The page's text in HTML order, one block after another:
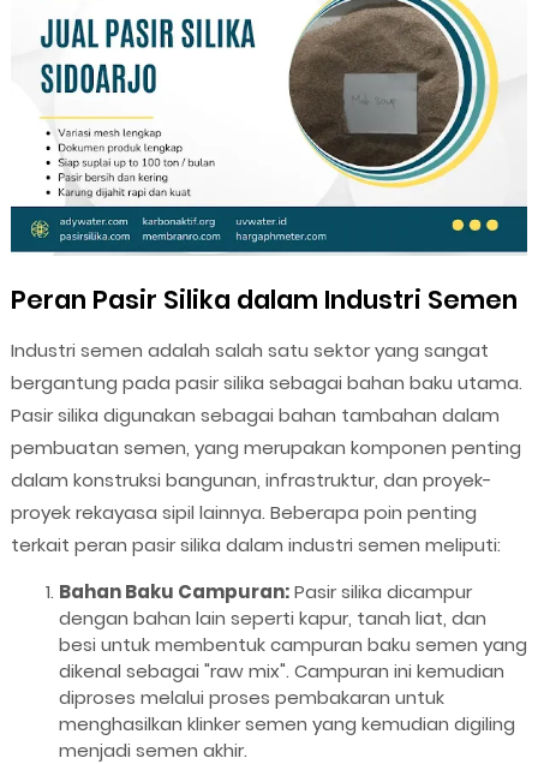
Peran Pasir Silika dalam Industri Semen
Industri semen adalah salah satu sektor yang sangat
bergantung pada pasir silika sebagai bahan baku utama.
Pasir silika digunakan sebagai bahan tambahan dalam
pembuatan semen, yang merupakan komponen penting
dalam konstruksi bangunan, infrastruktur, dan proyek-
proyek rekayasa sipil lainnya. Beberapa poin penting
terkait peran pasir silika dalam industri semen meliputi:
Bahan Baku Campuran:Pasir silika dicampur
dengan bahan lain seperti kapur, tanah liat, dan
besi untuk membentuk campuran baku semen yang
dikenal sebagai "raw mix". Campuran ini kemudian
diproses melalui proses pembakaran untuk
menghasilkan klinker semen yang kemudian digiling
menjadi semen akhir.